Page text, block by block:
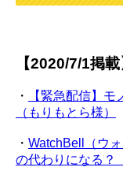
【2020/7/1掲
・
【緊急配信】
（もりもとら様）
・ WatchBell（ウ
の代わりになる？